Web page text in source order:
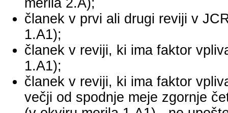
merila 2.A);
članek v prvi ali drugi reviji v
1.A1);
članek v reviji, ki ima faktor
1.A1);
članek v reviji, ki ima faktor
večji od spodnje meje zgornje